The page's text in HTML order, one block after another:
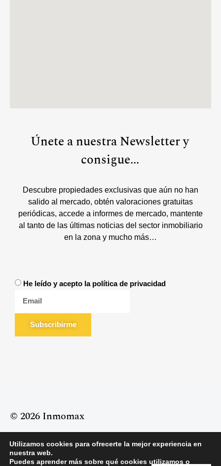
Únete a nuestra Newsletter y
consigue...
Descubre propiedades exclusivas que aún no han
salido al mercado, obtén valoraciones gratuitas
periódicas, accede a informes de mercado, mantente
al tanto de las últimas noticias del sector inmobiliario
en la zona y mucho más…
He leído y acepto la política de privacidad
Subscribirme
© 2026 Inmomax
Política de PrivacidadPolítica de Cookies
Aviso Legal
Utilizamos cookies para ofrecerte la mejor experiencia en
nuestra web.
Puedes aprender más sobre qué cookies utilizamos o